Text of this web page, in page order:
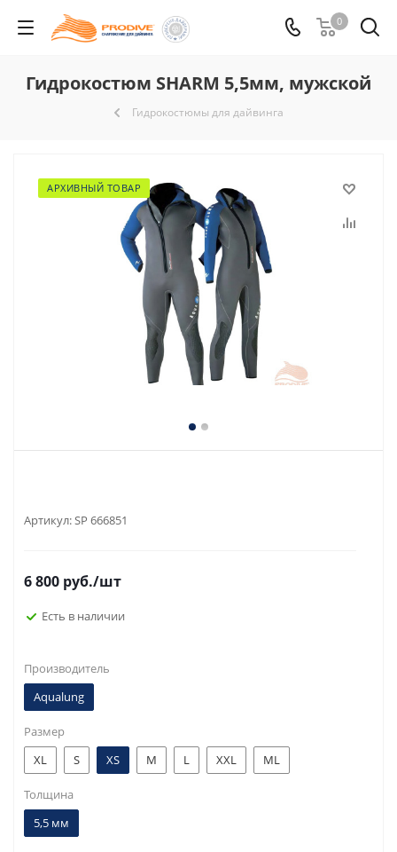
0
Гидрокостюм SHARM 5,5мм, мужской
Гидрокостюмы для дайвинга
АРХИВНЫЙ ТОВАР
Артикул:SP 666851
6 800 руб./шт
Есть в наличии
Производитель
Aqualung
Размер
XL
S XS M L XXL ML
Толщина
5,5 мм